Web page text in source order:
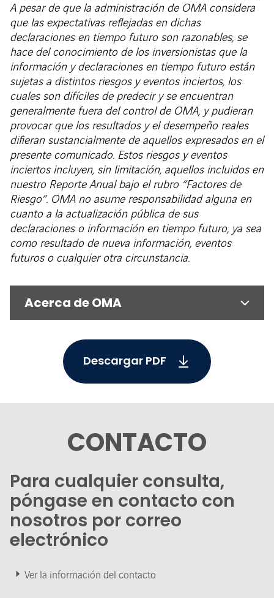
A pesar de que la administración de OMA considera
que las expectativas reflejadas en dichas
declaraciones en tiempo futuro son razonables, se
hace del conocimiento de los inversionistas que la
información y declaraciones en tiempo futuro están
sujetas a distintos riesgos y eventos inciertos, los
cuales son difíciles de predecir y se encuentran
generalmente fuera del control de OMA, y pudieran
provocar que los resultados y el desempeño reales
difieran sustancialmente de aquellos expresados en el
presente comunicado. Estos riesgos y eventos
inciertos incluyen, sin limitación, aquellos incluidos en
nuestro Reporte Anual bajo el rubro “Factores de
Riesgo”. OMA no asume responsabilidad alguna en
cuanto a la actualización pública de sus
declaraciones o información en tiempo futuro, ya sea
como resultado de nueva información, eventos
futuros o cualquier otra circunstancia.
Acerca de OMA
Descargar PDF
CONTACTO
Para cualquier consulta,
póngase en contacto con
nosotros por correo
electrónico
Ver la información del contacto